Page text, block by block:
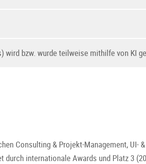
wird bzw. wurde teilweise mithilfe von KI
Consulting & Projekt-Management, UI-
internationale Awards und Platz 3